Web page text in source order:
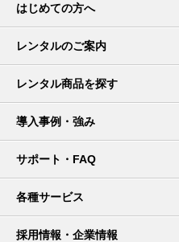
はじめての方へ
レンタルのご案内
レンタル商品を探す
導入事例・強み
サポート・FAQ
各種サービス
採用情報・企業情報